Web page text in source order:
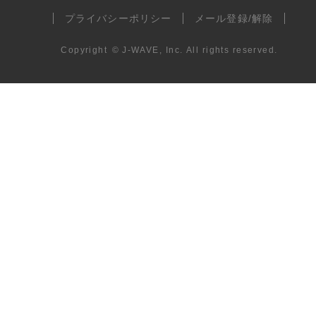
プライバシーポリシー メール登録/解除
Copyright © J-WAVE, Inc. All rights reserved.